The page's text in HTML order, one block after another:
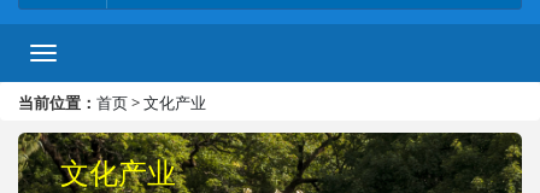
当前位置： 首页>文化产业
文化产业